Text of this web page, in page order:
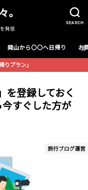
SEARCH
。
発信
岡山から〇〇へ日帰り お
りプラン」
を登録しておく
すぐした方が
旅行ブログ運営